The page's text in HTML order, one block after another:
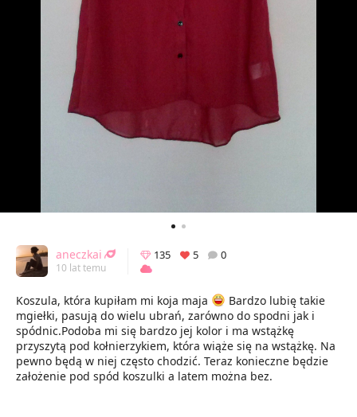
aneczkai
10 lat temu
135 5 0
Koszula, która kupiłam mi koja maja
Bardzo lubię takie
mgiełki, pasują do wielu ubrań, zarówno do spodni jak i
spódnic.Podoba mi się bardzo jej kolor i ma wstążkę
przyszytą pod kołnierzykiem, która wiąże się na wstążkę. Na
pewno będą w niej często chodzić. Teraz konieczne będzie
założenie pod spód koszulki a latem można bez.